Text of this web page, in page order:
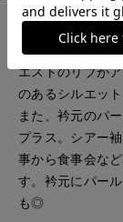
■デザイン
着心地の良さと
エストのリブが
のあるシルエッ
また、衿元のパ
プラス。シアー
事から食事会な
す。衿元にパー
も◎